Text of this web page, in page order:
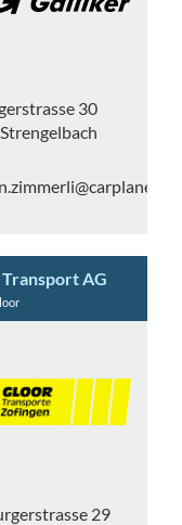
30
AG
29